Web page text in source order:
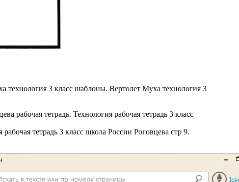
технология 3 класс шаблоны. Вертолет Муха технология 3
тетрадь 3 класс школа России Роговцева стр 9.